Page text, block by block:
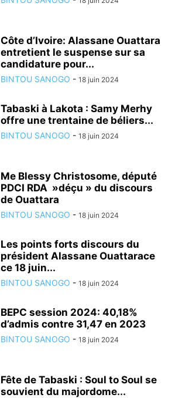
Côte d’Ivoire: Alassane Ouattara
entretient le suspense sur sa
candidature pour...
BINTOU SANOGO - 18 juin 2024
Tabaski à Lakota : Samy Merhy
offre une trentaine de béliers...
BINTOU SANOGO - 18 juin 2024
Me Blessy Christosome, député
PDCI RDA »déçu » du discours
de Ouattara
BINTOU SANOGO - 18 juin 2024
Les points forts discours du
président Alassane Ouattarace
ce 18 juin...
BINTOU SANOGO - 18 juin 2024
BEPC session 2024: 40,18%
d’admis contre 31,47 en 2023
BINTOU SANOGO - 18 juin 2024
Fête de Tabaski : Soul to Soul se
souvient du majordome...